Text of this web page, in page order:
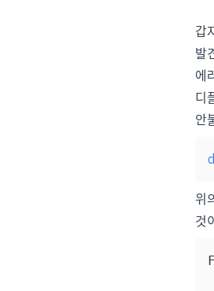
갑
발
에
디
안
위
것